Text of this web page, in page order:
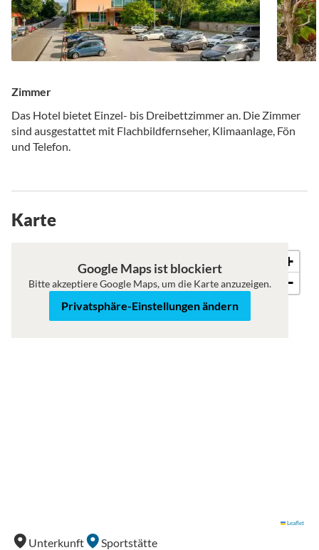
Zimmer
Das Hotel bietet Einzel- bis Dreibettzimmer an. Die Zimmer
sind ausgestattet mit Flachbildfernseher, Klimaanlage, Fön
und Telefon.
Karte
Roadmap Satellit
+
−
Leaflet
Google Maps ist blockiert
Bitte akzeptiere Google Maps, um die Karte anzuzeigen.
Privatsphäre-Einstellungen ändern
Unterkunft
Sportstätte